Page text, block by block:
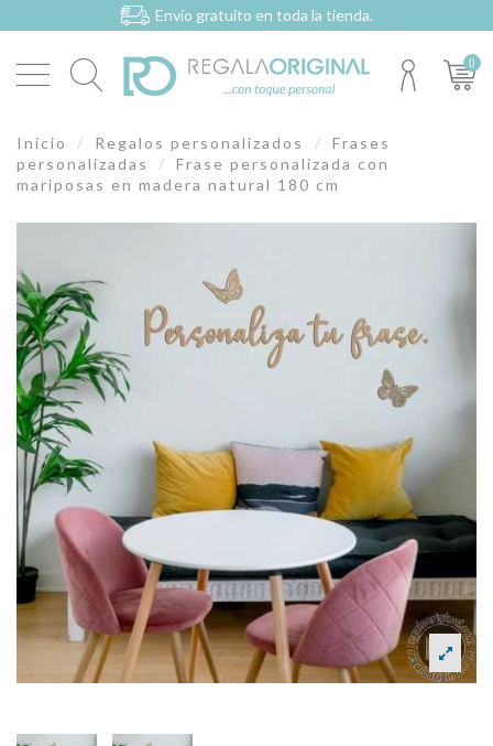
Envío gratuito en toda la tienda.
0
Inicio Regalos personalizados
Frases
personalizadas
Frase personalizada con
mariposas en madera natural 180 cm